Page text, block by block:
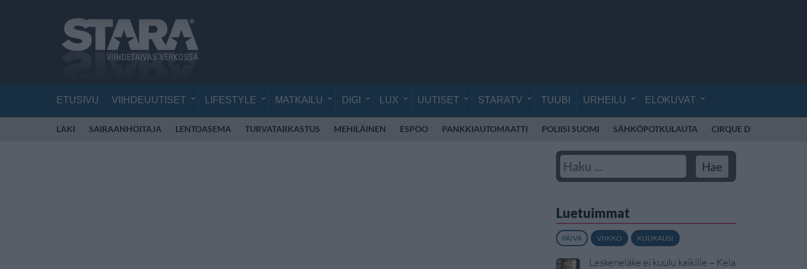
ETUSIVU VIIHDEUUTISET LIFESTYLE MATKAILU DIGI LUX UUTISET STARATV TUUBI URHEILU ELOKUVAT
LAKI SAIRAANHOITAJA LENTOASEMA TURVATARKASTUS MEHILÄINEN ESPOO PANKKIAUTOMAATTI POLIISI SUOMI SÄHKÖPOTKULAUTA CIRQUE DU SOLEIL
Luetuimmat
PÄIVÄ VIIKKO KUUKAUSI
Leskeneläke ei kuulu kaikille – Kela